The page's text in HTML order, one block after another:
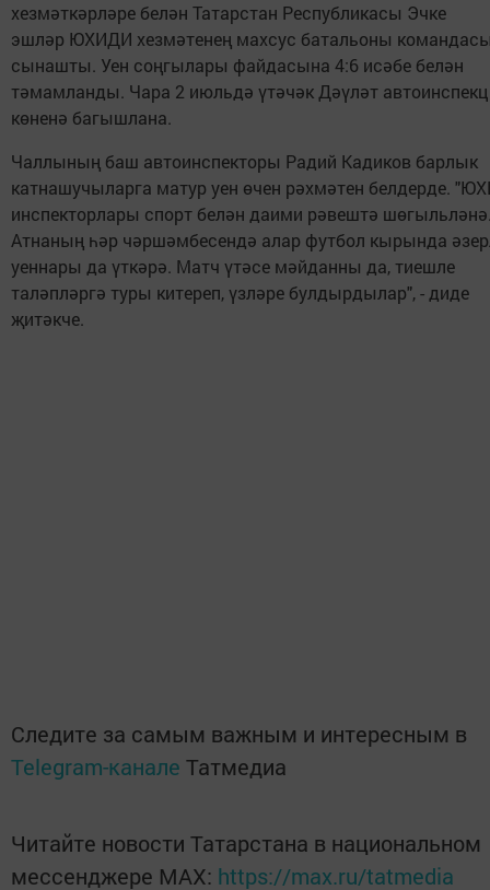
хезмәткәрләре белән Татарстан Республикасы Эчке
эшләр ЮХИДИ хезмәтенең махсус батальоны
сынашты. Уен соңгылары файдасына 4:6 исәбе белән
тәмамланды. Чара 2 июльдә үтәчәк Дәүләт
көненә багышлана.
Чаллының баш автоинспекторы Радий Кадиков барлык
катнашучыларга матур уен өчен рәхмәтен белдерде.
инспекторлары спорт белән даими рәвештә
Атнаның һәр чәршәмбесендә алар футбол кырында
уеннары да үткәрә. Матч үтәсе мәйданны да, тиешле
таләпләргә туры китереп, үзләре булдырдылар", - диде
җитәкче.
Следите за самым важным и интересным в
Telegram-канале Татмедиа
Читайте новости Татарстана в национальном
мессенджере MАХ: https://max.ru/tatmedia